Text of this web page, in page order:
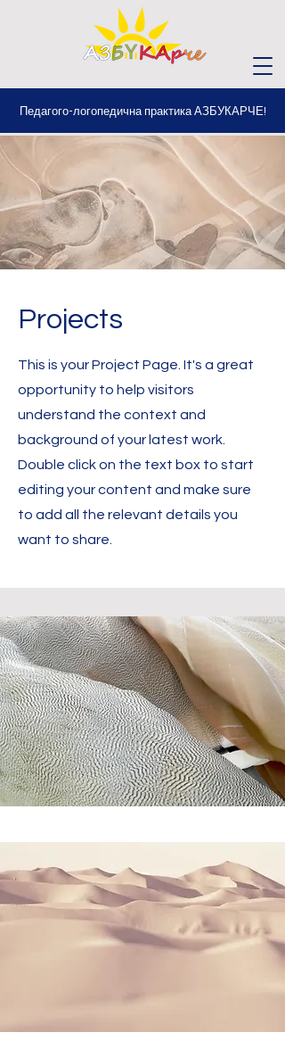
Педагого-логопедична практика АЗБУКАРЧЕ!
Projects
This is your Project Page. It's a great
opportunity to help visitors
understand the context and
background of your latest work.
Double click on the text box to start
editing your content and make sure
to add all the relevant details you
want to share.